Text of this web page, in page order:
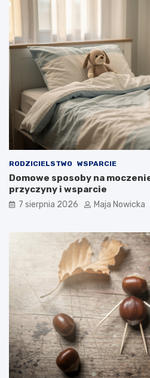
RODZICIELSTWO WSPARCIE
Domowe sposoby na
przyczyny i wsparcie
7 sierpnia 2026 Maja Nowicka